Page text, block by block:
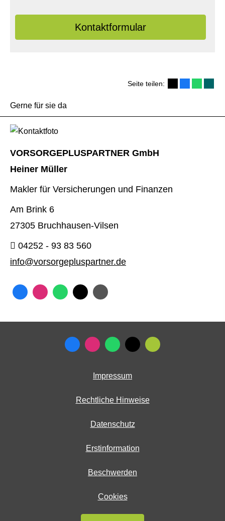
Kontaktformular
Seite teilen:
Gerne für sie da
VORSORGEPLUSPARTNER GmbH
Heiner Müller
Makler für Versicherungen und Finanzen
Am Brink 6
27305 Bruchhausen-Vilsen
04252 - 93 83 560
info@vorsorgepluspartner.de
Impressum
Rechtliche Hinweise
Datenschutz
Erstinformation
Beschwerden
Cookies